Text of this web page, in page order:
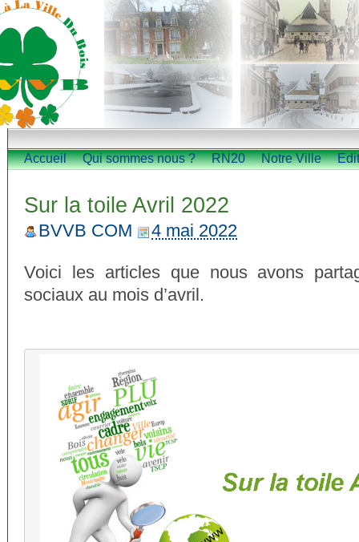
Accueil Qui sommes nous ? RN20 Notre Ville
Sur la toile Avril 2022
BVVB COM 4 mai 2022
Voici les articles que nous avons
sociaux au mois d’avril.